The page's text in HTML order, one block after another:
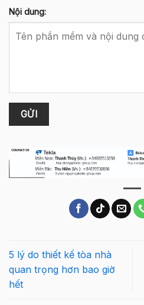
Nội dung:
5 lý do thiết kế tòa nhà
quan trọng hơn bao giờ
hết